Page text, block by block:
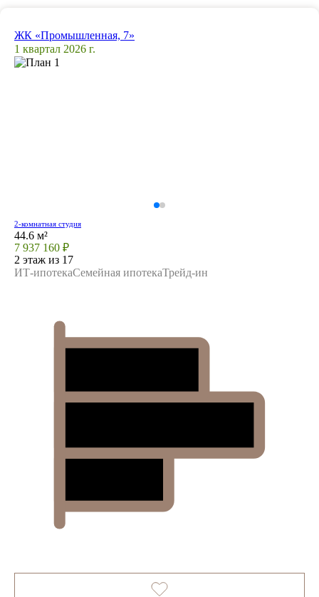
ЖК «Промышленная, 7»
1 квартал 2026 г.
2-комнатная студия
44.6 м²
7 937 160 ₽
2 этаж из 17
ИТ-ипотекаСемейная ипотекаТрейд-ин